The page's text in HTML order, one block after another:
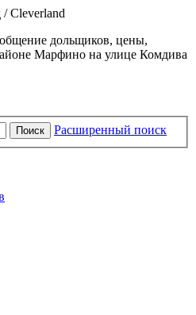
Cleverland
дольщиков, цены,
Марфино на улице Комдива
Поиск Расширенный поиск